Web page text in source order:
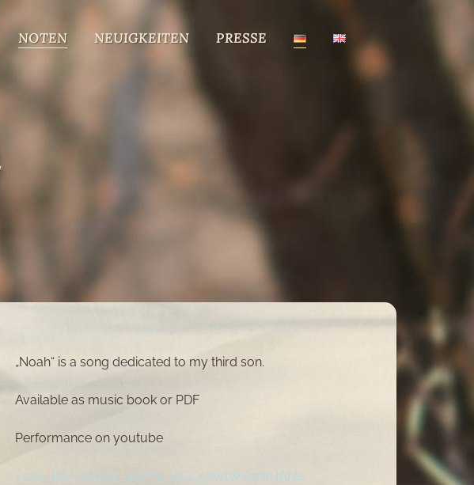
NOTEN NEUIGKEITEN PRESSE
„Noah“ is a song dedicated to my third son.
Available as music book or PDF
Performance on youtube
youtu.be/CnBivcj_2XY?si=UjCCgKwtWO2mUANe